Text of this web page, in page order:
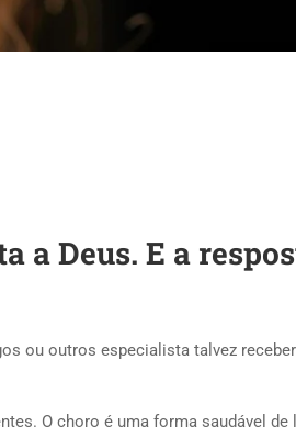
a Deus. E a
ou outros especialista talvez
O choro é uma forma saudável de